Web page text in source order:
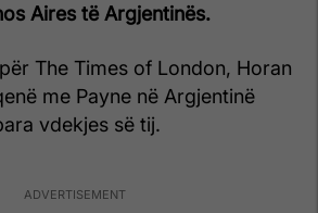
Aires të Argjentinës.
The Times of London, Horan
me Payne në Argjentinë
vdekjes së tij.